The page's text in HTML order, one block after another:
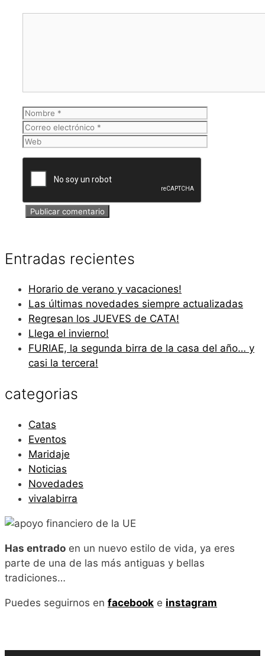
Nombre
Entradas recientes
Horario de verano y vacaciones!
Las últimas novedades siempre actualizadas
Regresan los JUEVES de CATA!
Llega el invierno!
FURIAE, la segunda birra de la casa del año… y
casi la tercera!
categorias
Catas
Eventos
Maridaje
Noticias
Novedades
vivalabirra
Has entrado en un nuevo estilo de vida, ya eres
parte de una de las más antiguas y bellas
tradiciones…
Puedes seguirnos en facebook e instagram